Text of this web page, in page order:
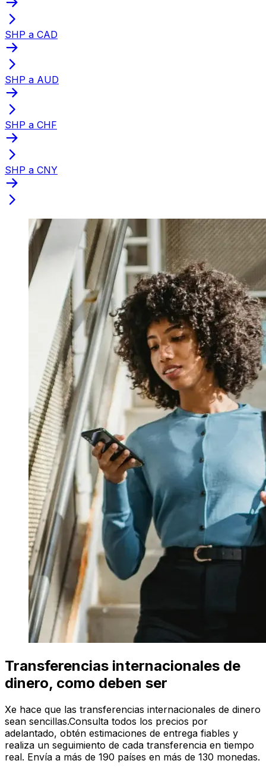
SHP a CAD
SHP a AUD
SHP a CHF
SHP a CNY
Transferencias internacionales de
dinero, como deben ser
Xe hace que las transferencias internacionales de dinero
sean sencillas.Consulta todos los precios por
adelantado, obtén estimaciones de entrega fiables y
realiza un seguimiento de cada transferencia en tiempo
real. Envía a más de 190 países en más de 130 monedas.